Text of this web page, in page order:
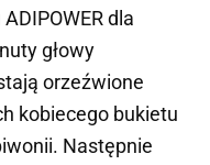
dla
głowy
orzeźwione
kobiecego bukietu
Następnie